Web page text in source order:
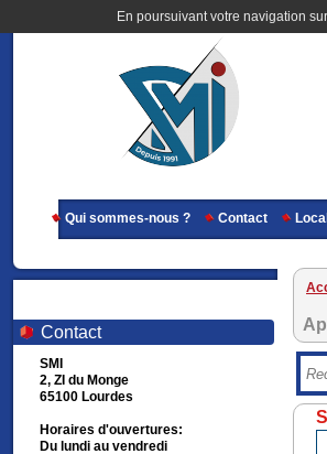
En poursuivant votre navigation
Qui sommes-nous ? Contact
Contact
SMI
2, ZI du Monge
65100 Lourdes
Horaires d'ouvertures:
Du lundi au vendredi